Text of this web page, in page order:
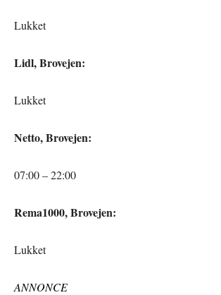
Lukket
Lidl, Brovejen:
Lukket
Netto, Brovejen:
07:00 – 22:00
Rema1000, Brovejen:
Lukket
ANNONCE